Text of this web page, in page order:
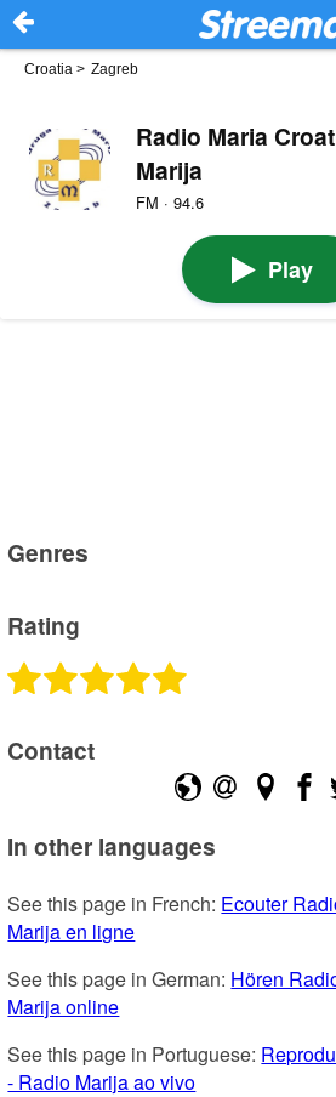
Croatia > Zagreb
Radio Maria
Marija
FM · 94.6
Play
Genres
Rating
Contact
In other languages
See this page in French: Ecouter
Marija en ligne
See this page in German: Hören
Marija online
See this page in Portuguese:
- Radio Marija ao vivo